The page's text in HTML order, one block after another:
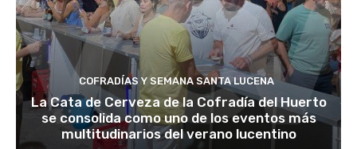
COFRADÍAS Y SEMANA SANTA LUCENA
La Cata de Cerveza de la Cofradía del Huerto
se consolida como uno de los eventos más
multitudinarios del verano lucentino